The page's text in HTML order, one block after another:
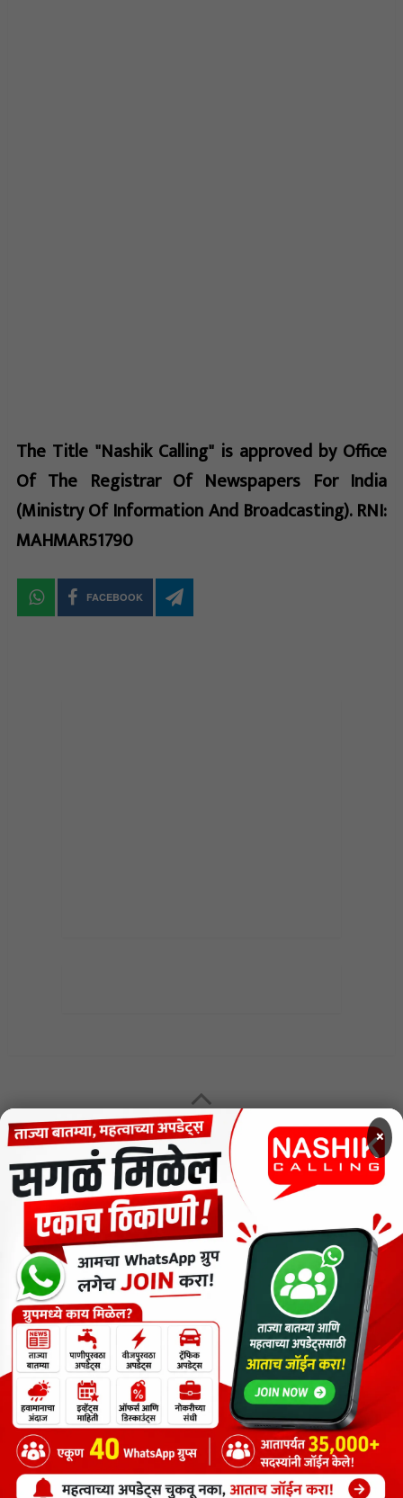
The Title "Nashik Calling" is approved by Office
Of The Registrar Of Newspapers For India
(Ministry Of Information And Broadcasting). RNI:
MAHMAR51790
FACEBOOK
MENU
CODE OF ETHICS FOR DIGITAL NEWS WEBSITES
Contact Us
Privacy Policy
Short News
ThemeNcode PDF Viewer SC [Do not Delete]
वाचकांना विनम्र सूचना
Nashik Calling - Nashik News in MarathiCopyright © 2026.Copyrights
Maharashtra Express Group
×